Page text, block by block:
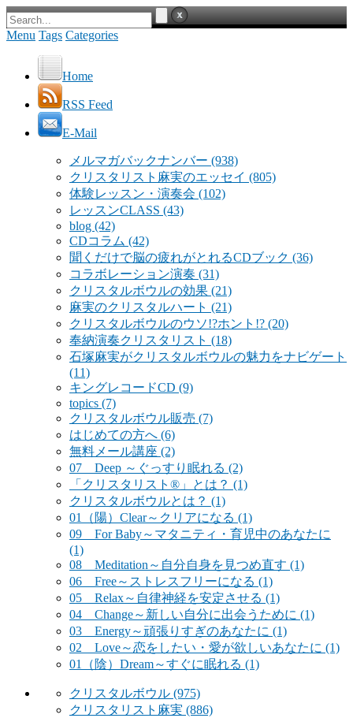
Menu Tags Categories
Home
RSS Feed
E-Mail
メルマガバックナンバー (938)
クリスタリスト麻実のエッセイ (805)
体験レッスン・演奏会 (102)
レッスンCLASS (43)
blog (42)
CDコラム (42)
聞くだけで脳の疲れがとれるCDブック (36)
コラボレーション演奏 (31)
クリスタルボウルの効果 (21)
麻実のクリスタルハート (21)
クリスタルボウルのウソ!?ホント!? (20)
奉納演奏クリスタリスト (18)
石塚麻実がクリスタルボウルの魅力をナビゲート
(11)
キングレコードCD (9)
topics (7)
クリスタルボウル販売 (7)
はじめての方へ (6)
無料メール講座 (2)
07 Deep ～ぐっすり眠れる (2)
「クリスタリスト®」とは？ (1)
クリスタルボウルとは？ (1)
01（陽）Clear～クリアになる (1)
09 For Baby～マタニティ・育児中のあなたに
(1)
08 Meditation～自分自身を見つめ直す (1)
06 Free～ストレスフリーになる (1)
05 Relax～自律神経を安定させる (1)
04 Change～新しい自分に出会うために (1)
03 Energy～頑張りすぎのあなたに (1)
02 Love～恋をしたい・愛が欲しいあなたに (1)
01（陰）Dream～すぐに眠れる (1)
クリスタルボウル (975)
クリスタリスト麻実 (886)